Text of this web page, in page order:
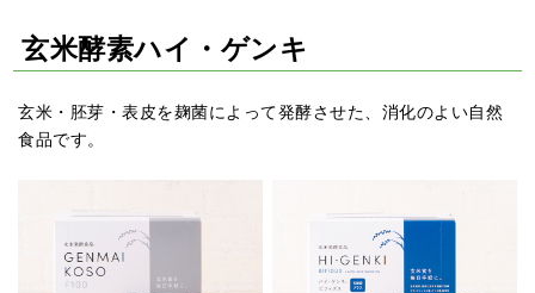
玄米酵素ハイ・ゲンキ
玄米・胚芽・表皮を麹菌によって発酵させた、消化のよい自然
食品です。